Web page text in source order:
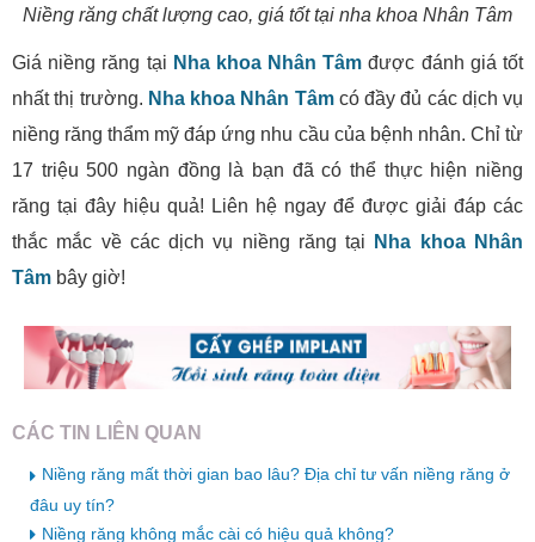
Niềng răng chất lượng cao, giá tốt tại nha khoa Nhân Tâm
Giá niềng răng tại Nha khoa Nhân Tâm được đánh giá tốt
nhất thị trường. Nha khoa Nhân Tâmcó đầy đủ các dịch vụ
niềng răng thẩm mỹ đáp ứng nhu cầu của bệnh nhân. Chỉ từ
17 triệu 500 ngàn đồng là bạn đã có thể thực hiện niềng
răng tại đây hiệu quả! Liên hệ ngay để được giải đáp các
thắc mắc về các dịch vụ niềng răng tại
Nha khoa Nhân
Tâm bây giờ!
CÁC TIN LIÊN QUAN
Niềng răng mất thời gian bao lâu? Địa chỉ tư vấn niềng răng ở
đâu uy tín?
Niềng răng không mắc cài có hiệu quả không?